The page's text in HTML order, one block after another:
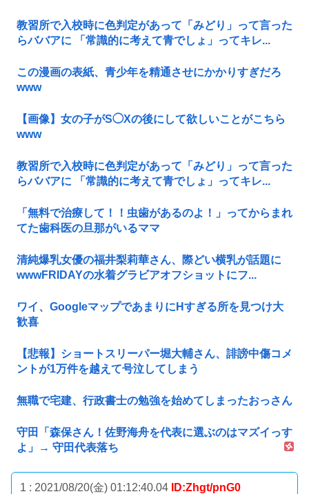
教習所で入校時に色判定があって「みどり」って言った
らババアに 「常識的に考えて青でしょ」ってキレ...
この漫画の表紙、青少年を精通させにかかりすぎだろ
www
【画像】女の子がS◯Xの後にして欲しいことがこちら
www
教習所で入校時に色判定があって「みどり」って言った
らババアに 「常識的に考えて青でしょ」ってキレ...
「無料で治療して！！虫歯があるのよ！」ってからまれ
てた歯科医の旦那がいるママ
清純爆乳女優の福井梨莉華さん、際どい横乳が話題に
wwwFRIDAYの水着グラビアオフショットにフ...
ワイ、GoogleマップであまりにΗすぎる所を見つけ大
歓喜
【悲報】ショートスリーパー堀大輔さん、誹謗中傷コメ
ントが1万件を越えて号泣してしまう
無職で宅建、行政書士の勉強を始めてしまったおっさん
守田「森保さん！佐野海舟を代表に選ぶのはマズイっす
よ」→ 守田代表落ち
1 : 2021/08/20(金) 01:12:40.04 ID:Zhgt/pnG0